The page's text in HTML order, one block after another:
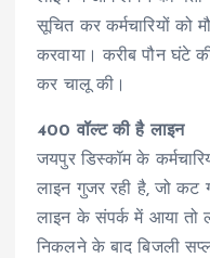
सूचित कर कर्मचारियों को
करवाया। करीब पौन घंटे
कर चालू की।
400 वॉल्ट की है लाइन
जयपुर डिस्कॉम के
लाइन गुजर रही है, जो कट
लाइन के संपर्क में आया तो
निकलने के बाद बिजली